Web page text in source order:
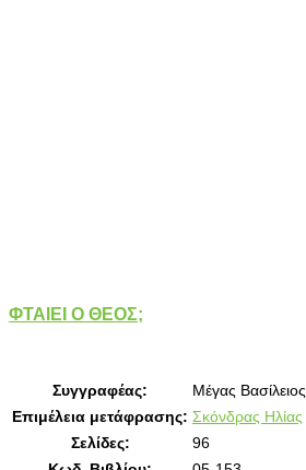
ΦΤΑΙΕΙ Ο ΘΕΟΣ;
Συγγραφέας:
Μέγας Βασίλειος
Επιμέλεια μετάφρασης: Σκόνδρας Ηλίας
Σελίδες:
96